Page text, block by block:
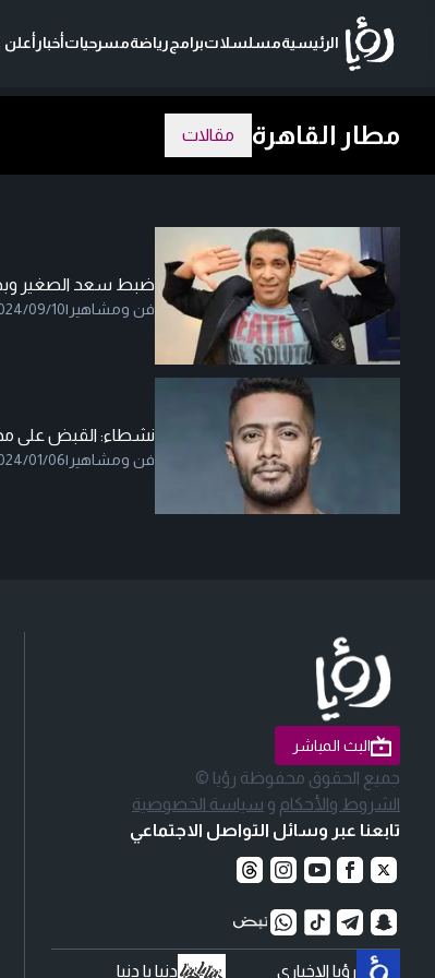
الرئيسيةمسلسلاتبرامجرياضةمسرحياتأخبارأعلن
مطار القاهرة مقالات
ضبط سعد الصغير
فن ومشاهير |
09/10
نشطاء: القبض على
فن ومشاهير |
01/06
البث المباشر
جميع الحقوق محفوظة رؤيا ©
الشروط والأحكام و سياسة الخصوصية
تابعنا عبر وسائل التواصل الاجتماعي
رؤيا الإخباري دنيا يا دنيا